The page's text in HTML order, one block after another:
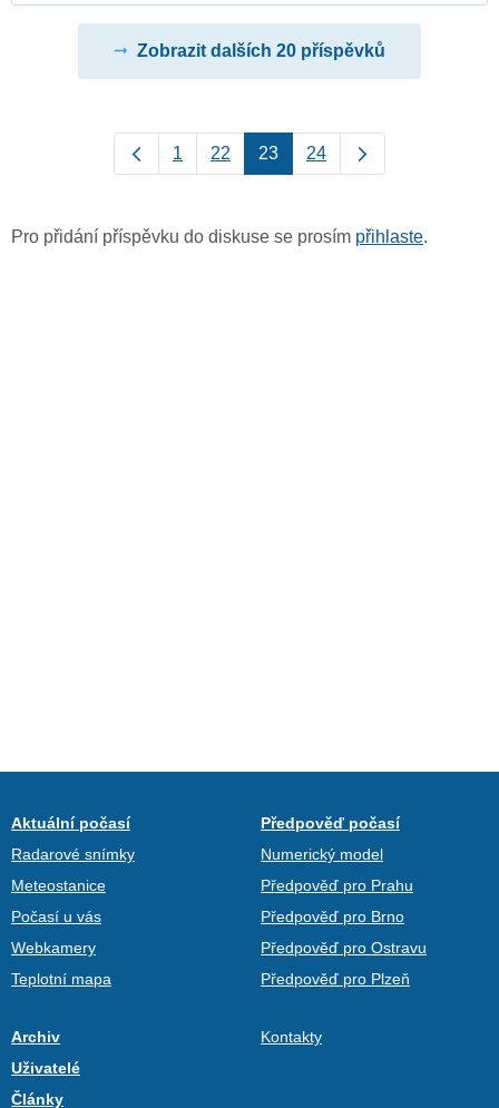
Zobrazit dalších 20 příspěvků
1 22 23 24
Pro přidání příspěvku do diskuse se prosím přihlaste.
Aktuální počasí
Radarové snímky
Meteostanice
Počasí u vás
Webkamery
Teplotní mapa
Předpověď počasí
Numerický model
Předpověď pro Prahu
Předpověď pro Brno
Předpověď pro Ostravu
Předpověď pro Plzeň
Archiv
Uživatelé
Články
Kontakty